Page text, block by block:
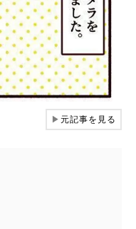
▶元記事を見る